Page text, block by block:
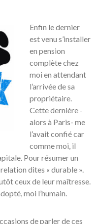
Enfin le dernier
est venu s’installer
en pension
complète chez
moi en attendant
l’arrivée de sa
propriétaire.
Cette dernière -
alors à Paris- me
l’avait confié car
comme moi, il
Pour résumer un
dites « durable ».
ceux de leur maîtresse.
moi l’humain.
de parler de ces